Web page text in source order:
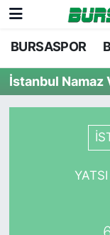
BURSASPOR
İstanbul Namaz
Bursaspor
Futbol
Basketbol
Bursa
Bursa Hava
Bursa
TFF 2.Lig